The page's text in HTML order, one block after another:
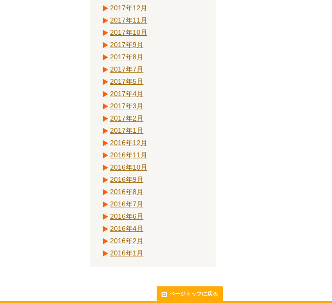
2017年12月
2017年11月
2017年10月
2017年9月
2017年8月
2017年7月
2017年5月
2017年4月
2017年3月
2017年2月
2017年1月
2016年12月
2016年11月
2016年10月
2016年9月
2016年8月
2016年7月
2016年6月
2016年4月
2016年2月
2016年1月
ページトップに戻る